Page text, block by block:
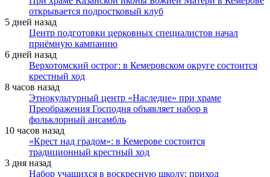
открывается подростковый клуб
5 дней назад
Центр подготовки церковных специалистов начал
приёмную кампанию
6 дней назад
Верхотомский острог: в Кемеровском округе состоится
крестный ход
8 часов назад
Этнокультурный центр «Наследие» при храме
Преображения Господня объявляет набор в
фольклорный ансамбль
10 часов назад
«Крест над градом»: в Кемерове состоится
традиционный крестный ход
3 дня назад
Набор учащихся в воскресную школу: приход